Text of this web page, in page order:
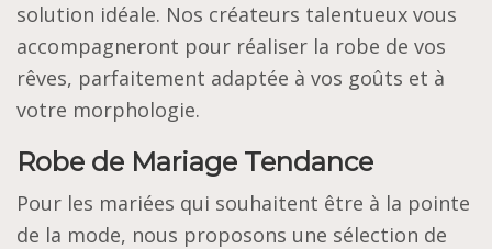
solution idéale. Nos créateurs talentueux vous
accompagneront pour réaliser la robe de vos
rêves, parfaitement adaptée à vos goûts et à
votre morphologie.
Robe de Mariage Tendance
Pour les mariées qui souhaitent être à la pointe
de la mode, nous proposons une sélection de